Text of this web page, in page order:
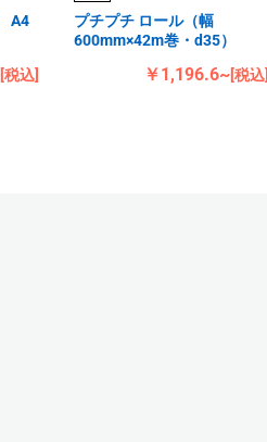
A4
[税込]
プチプチ ロール（幅
600mm×42m巻・d35）
￥1,196.6~[税込]